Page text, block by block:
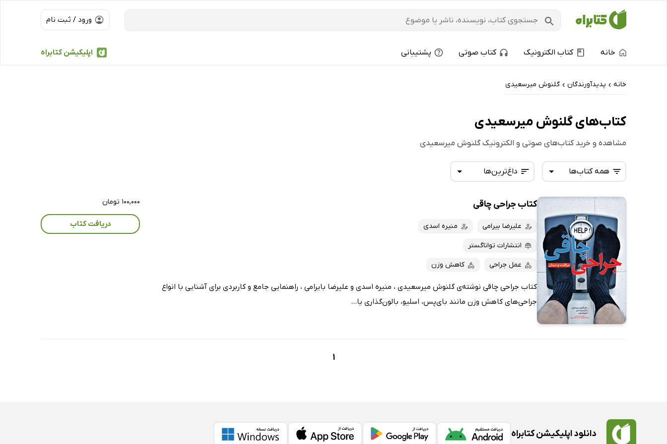
ورود / ثبت نام
اپلیکیشن کتابراه خانه کتاب الکترونیک کتاب صوتی پشتیبانی
خانه › پدیدآورندگان › گلنوش میرسعیدی
کتاب‌های گلنوش میرسعیدی
مشاهده و خرید کتاب‌های صوتی و الکترونیک گلنوش میرسعیدی
داغ‌ترین‌ها
تازه‌ها
داغ‌ترین‌ها
پرفروش‌ها
پربحث‌ها
همه کتاب‌ها
کتاب‌های صوتی
کتاب‌های متنی
کتاب جراحی چاقی
علیرضا بیرامی منیره اسدی
انتشارات تواناگستر
عمل جراحی کاهش وزن
کتاب جراحی چاقی نوشته‌ی گلنوش میرسعیدی ، منیره اسدی و علیرضا بایرامی ، راهنمایی جامع و کاربردی برای آشنایی با انواع
جراحی‌های کاهش وزن مانند بای‌پس، اسلیو، بالون‌گذاری یا...
۱۰۰,۰۰۰ تومان
دریافت کتاب
1
دانلود اپلیکیشن کتابراه